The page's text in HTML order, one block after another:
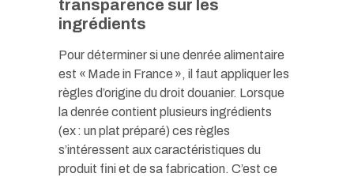
transparence sur les
ingrédients
Pour déterminer si une denrée alimentaire
est « Made in France », il faut appliquer les
règles d’origine du droit douanier. Lorsque
la denrée contient plusieurs ingrédients
(ex : un plat préparé) ces règles
s’intéressent aux caractéristiques du
produit fini et de sa fabrication. C’est ce